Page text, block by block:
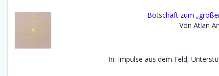
Botschaft zum
Von Atlan
In: Impulse aus dem Feld,